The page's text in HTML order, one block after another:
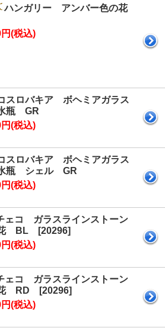
ハンガリー アンバー色の花
(税込)
スロバキア ボヘミアガラス
瓶 GR
(税込)
スロバキア ボヘミアガラス
瓶 シェル GR
(税込)
ェコ ガラスラインストーン
BL [20296]
(税込)
ェコ ガラスラインストーン
RD [20296]
(税込)